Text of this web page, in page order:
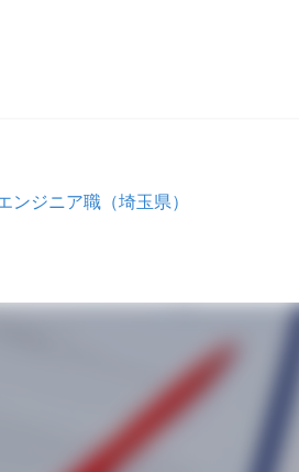
ンジニア職（埼玉県）